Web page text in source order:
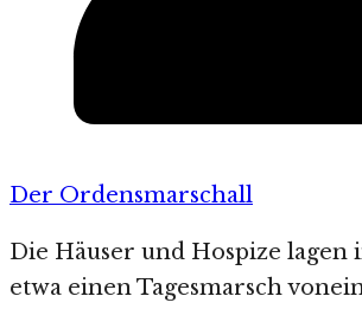
Der Ordensmarschall
Die Häuser und Hospize lagen
etwa einen Tagesmarsch